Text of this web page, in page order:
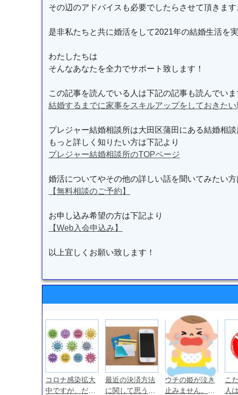
その辺のアドバイスも必要でしたらさせて頂きます
是非私たちと共に婚活をして2021年の結婚生活を
わたしたちは
そんなあなたを全力でサポート致します！
この記事を読んでいる人は下記の記事も読んでいま
結婚するまでに家事をスキルアップをしておきたい
プレジャー結婚相談所は大田区蒲田にある結婚相談
もっと詳しく知りたい方は下記より
プレジャー結婚相談所のTOPページ
婚活についてやその他の詳しい話を聞いてみたい方
【無料相談のご予約】
お申し込み希望の方は下記より
【Web入会申込み】
以上宜しくお願い致します！
コロナ感染拡大
中ですが、だか
最近の決済方法
に関して思う
ウチの姫が泣き
止みません。結
こ
人